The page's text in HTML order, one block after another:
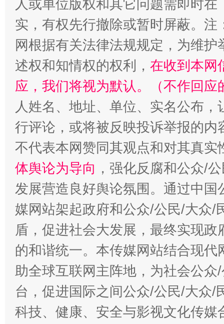
人或单位版权和其它问题需即时在
实，有权先行撤除或暂时屏蔽。
网根据有关法律法规规定，为维
述权和知情权的权利， 在收到本网
应，我们将视为默认。（不作回应
人姓名、地址、单位、实名公布
行评论，或将被反映投诉举报的
不代表本网赞同其观点和对其真实
体舆论为导向 ，强化反腐和公众/
发展营造良好舆论氛围。通过中
媒网站架起政府和公众/公民/大众/
盾，促进社会大发展，最终实现
的和谐统一。本传媒网站结合现
助全球互联网主阵地，为社会公
台，促进国际之间公众/公民/大众/
科技、健康、安全与影视文化传